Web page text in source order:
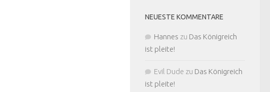
NEUESTE KOMMENTARE
Hannes zu Das Königreich
ist pleite!
Evil Dude zu Das Königreich
ist pleite!